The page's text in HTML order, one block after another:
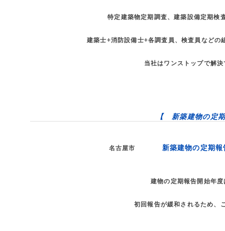
特定建築物定期調査、建築設備定期
建築士+消防設備士+各調査員、検査員などの
当社はワンストップで解
【 新築建物の定
名古屋市 新築建物の定期
建物の定期報告開始年
初回報告が緩和されるため、